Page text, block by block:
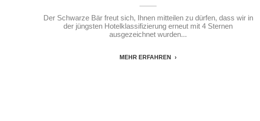
Der Schwarze Bär freut sich, Ihnen mitteilen zu dürfen, dass wir in
der jüngsten Hotelklassifizierung erneut mit 4 Sternen
ausgezeichnet wurden...
MEHR ERFAHREN